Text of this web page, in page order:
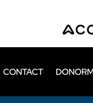
CONTACT